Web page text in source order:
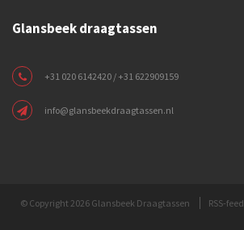
Glansbeek draagtassen
+31 020 6142420 / +31 622909159
info@glansbeekdraagtassen.nl
© Copyright 2026 Glansbeek Draagtassen RSS-feed